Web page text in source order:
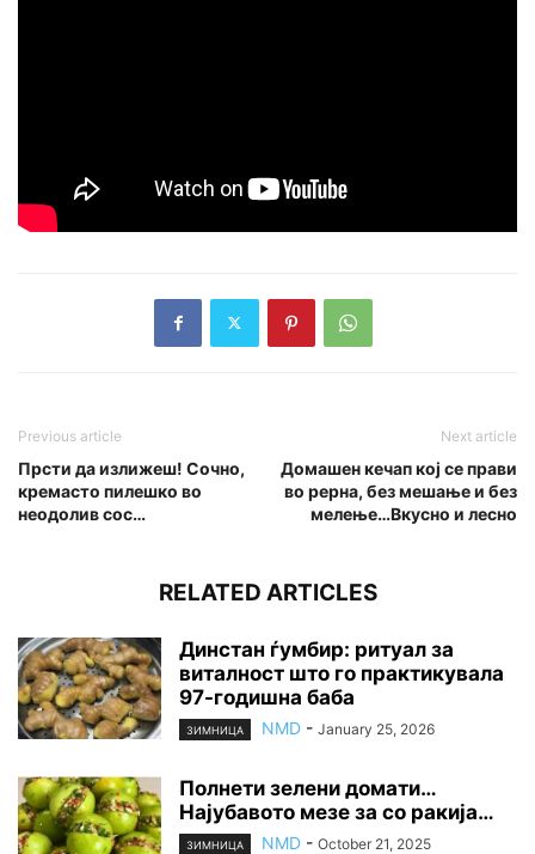
Previous article
Прсти да излижеш! Сочно,
кремасто пилешко во
неодолив сос…
Next article
Домашен кечап кој се прави
во рерна, без мешање и без
мелење…Вкусно и лесно
RELATED ARTICLES
Динстан ѓумбир: ритуал за
виталност што го практикувала
97-годишна баба
ЗИМНИЦА NMD - January 25, 2026
Полнети зелени домати…
Најубавото мезе за со ракија…
ЗИМНИЦА NMD - October 21, 2025